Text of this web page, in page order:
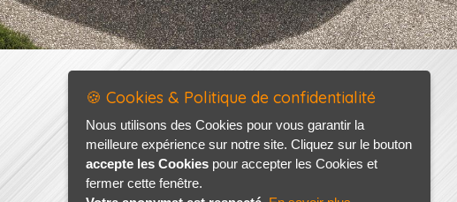
🍪 Cookies & Politique de confidentialité
Nous utilisons des Cookies pour vous garantir la
meilleure expérience sur notre site. Cliquez sur le bouton
accepte les Cookies pour accepter les Cookies et
fermer cette fenêtre.